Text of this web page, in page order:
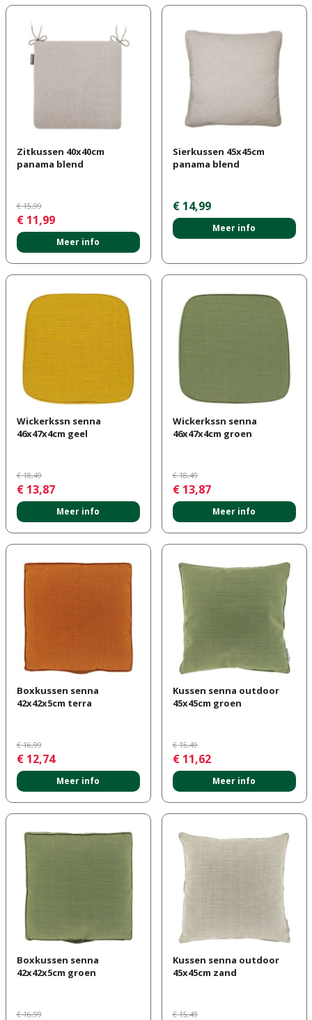
Zitkussen 40x40cm
panama blend
€ 15,99
€ 11,99
Meer info
Sierkussen 45x45cm
panama blend
€ 14,99
Meer info
Wickerkssn senna
46x47x4cm geel
€ 18,49
€ 13,87
Meer info
Wickerkssn senna
46x47x4cm groen
€ 18,49
€ 13,87
Meer info
Boxkussen senna
42x42x5cm terra
€ 16,99
€ 12,74
Meer info
Kussen senna outdoor
45x45cm groen
€ 15,49
€ 11,62
Meer info
Boxkussen senna
42x42x5cm groen
€ 16,99
Kussen senna outdoor
45x45cm zand
€ 15,49